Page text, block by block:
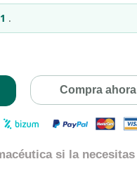
.
Compra ahora
si la necesitas